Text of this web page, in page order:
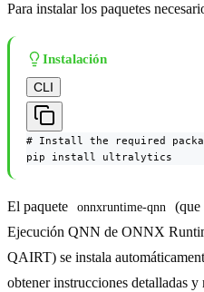
Para instalar los paquetes
Instalación
CLI
# Install the required
pip install ultralytics
El paquete onnxruntime-qnn
(que
Ejecución QNN de ONNX
QAIRT) se instala
obtener instrucciones detalladas